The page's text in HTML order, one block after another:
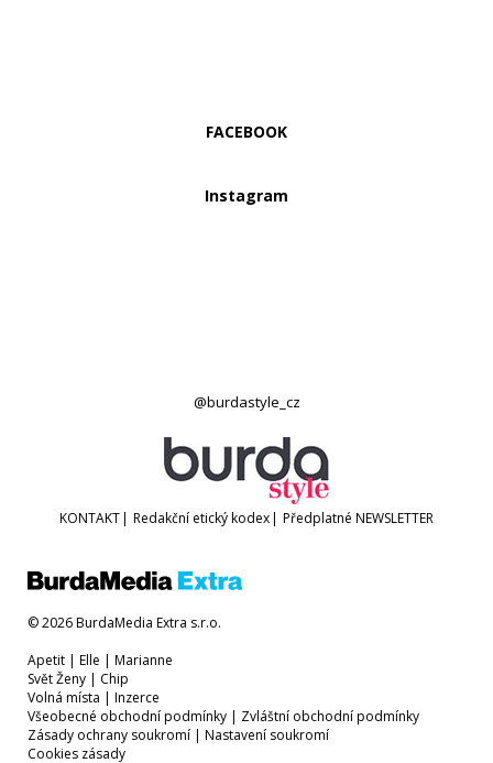
FACEBOOK
Instagram
@burdastyle_cz
KONTAKT| Redakční etický kodex| Předplatné NEWSLETTER
© 2026 BurdaMedia Extra s.r.o.
Apetit | Elle | Marianne
Svět Ženy | Chip
Volná místa | Inzerce
Všeobecné obchodní podmínky | Zvláštní obchodní podmínky
Zásady ochrany soukromí | Nastavení soukromí
Cookies zásady